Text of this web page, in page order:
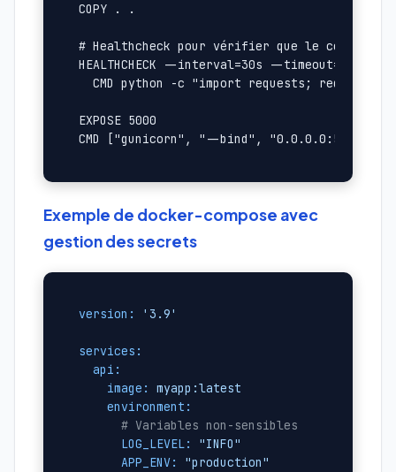
COPY . .
# Healthcheck pour vérifier que le container
HEALTHCHECK --interval=30s --timeout=10s
CMD python -c "import requests;
EXPOSE 5000
Exemple de docker-compose avec
gestion des secrets
version: '3.9'
services:
api:
image:
myapp:latest
environment:
# Variables non-sensibles
LOG_LEVEL:
"INFO"
APP_ENV:
"production"